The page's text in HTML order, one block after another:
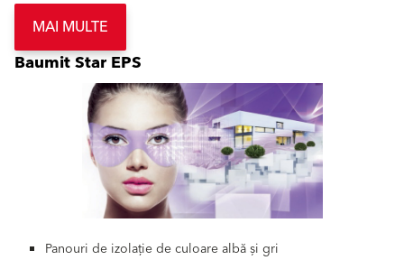
MAI MULTE
Baumit Star EPS
Panouri de izolație de culoare albă și gri